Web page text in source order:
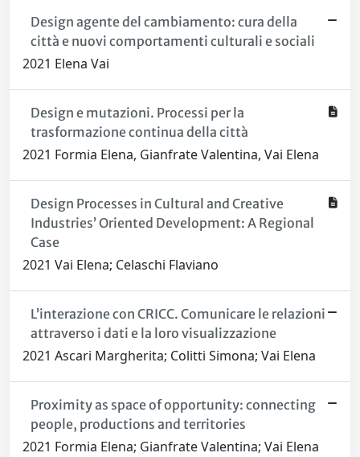
Design agente del cambiamento: cura della
città e nuovi comportamenti culturali e sociali
2021 Elena Vai
Design e mutazioni. Processi per la
trasformazione continua della città
2021 Formia Elena, Gianfrate Valentina, Vai Elena
Design Processes in Cultural and Creative
Industries’ Oriented Development: A Regional
Case
2021 Vai Elena; Celaschi Flaviano
L’interazione con CRICC. Comunicare le relazioni
attraverso i dati e la loro visualizzazione
2021 Ascari Margherita; Colitti Simona; Vai Elena
Proximity as space of opportunity: connecting
people, productions and territories
2021 Formia Elena; Gianfrate Valentina; Vai Elena